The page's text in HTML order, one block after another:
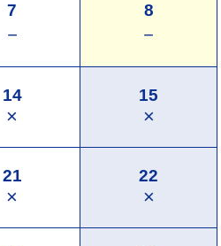
7
－
8
－
14
×
15
×
21
×
22
×